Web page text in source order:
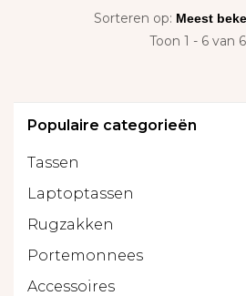
Sorteren op:
Toon 1 - 6 van 6
Populaire categorieën
Tassen
Laptoptassen
Rugzakken
Portemonnees
Accessoires